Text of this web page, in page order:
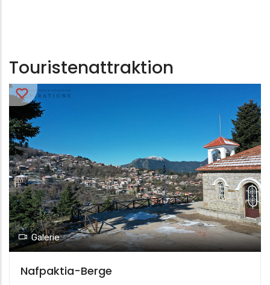
Touristenattraktion
Galerie
Nafpaktia-Berge